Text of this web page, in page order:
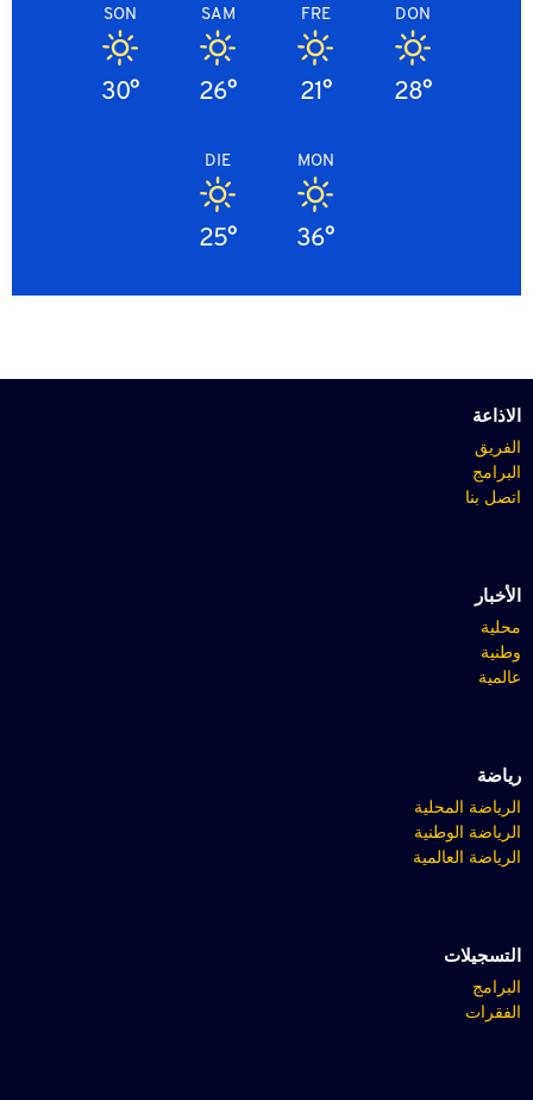
DON
28°
FRE
21°
SAM
26°
SON
30°
MON
36°
DIE
25°
الاذاعة
الفريق
البرامج
اتصل بنا
الأخبار
محلية
وطنية
عالمية
رياضة
الرياضة المحلية
الرياضة الوطنية
الرياضة العالمية
التسجيلات
البرامج
الفقرات